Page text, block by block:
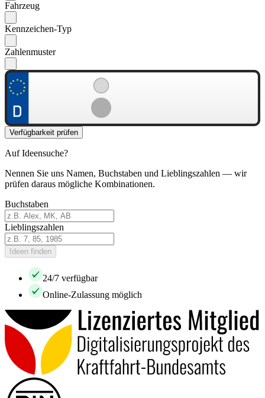
Fahrzeug
Kennzeichen-Typ
Zahlenmuster
Verfügbarkeit prüfen
Auf Ideensuche?
Nennen Sie uns Namen, Buchstaben und Lieblingszahlen — wir
prüfen daraus mögliche Kombinationen.
Buchstaben
Lieblingszahlen
Ideen finden
24/7 verfügbar
Online-Zulassung möglich